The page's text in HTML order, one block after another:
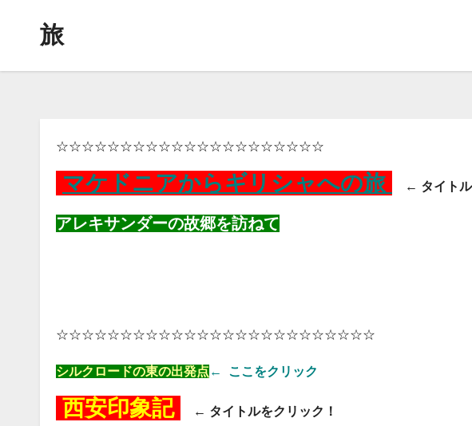
旅
☆☆☆☆☆☆☆☆☆☆☆☆☆☆☆☆☆☆☆☆☆
マケドニアからギリシャへの旅 ← タイトル
アレキサンダーの故郷を訪ねて
☆☆☆☆☆☆☆☆☆☆☆☆☆☆☆☆☆☆☆☆☆☆☆☆☆
シルクロードの東の出発点 ← ここをクリック
西安印象記 ← タイトルをクリック！